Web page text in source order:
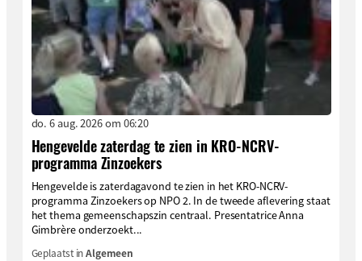
do. 6 aug. 2026 om 06:20
Hengevelde zaterdag te zien in KRO-NCRV-
programma Zinzoekers
Hengevelde is zaterdagavond te zien in het KRO-NCRV-
programma Zinzoekers op NPO 2. In de tweede aflevering staat
het thema gemeenschapszin centraal. Presentatrice Anna
Gimbrère onderzoekt...
Geplaatst inAlgemeen